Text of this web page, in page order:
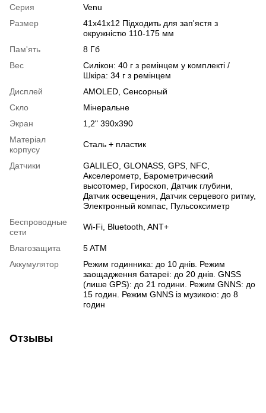
Серия
Venu
Размер
41х41х12 Підходить для зап'ястя з
окружністю 110-175 мм
Пам'ять
8 Гб
Вес
Силікон: 40 г з ремінцем у комплекті /
Шкіра: 34 г з ремінцем
Дисплей
AMOLED Сенсорный
Скло
Мінеральне
Экран
1,2" 390х390
Матеріал
корпусу
Сталь + пластик
Датчики GALILEO GLONASS GPS NFC
Акселерометр Барометрический
высотомер Гироскоп Датчик глубини
Датчик освещения
Датчик серцевого ритму,
Электронный компас Пульсоксиметр
Беспроводные
сети
Wi-Fi Bluetooth ANT+
Влагозащита
5 ATM
Аккумулятор
Режим годинника: до 10 днів. Режим
заощадження батареї: до 20 днів. GNSS
(лише GPS): до 21 години. Режим GNNS: до
15 годин. Режим GNNS із музикою: до 8
годин
Отзывы